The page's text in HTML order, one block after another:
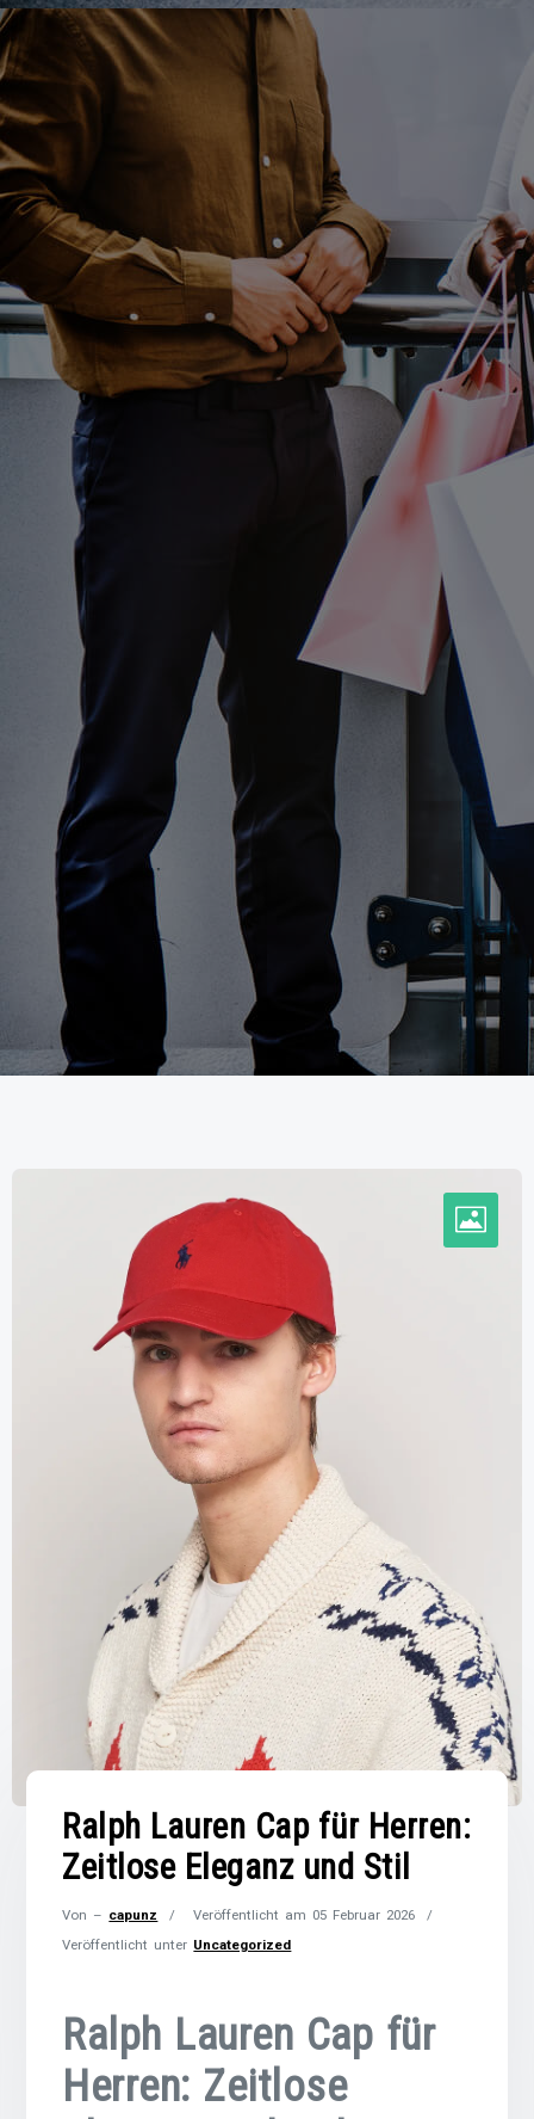
Ralph Lauren Cap für Herren:
Zeitlose Eleganz und Stil
Von – capunz Veröffentlicht am 05 Februar 2026
Veröffentlicht unter Uncategorized
Ralph Lauren Cap für
Herren: Zeitlose